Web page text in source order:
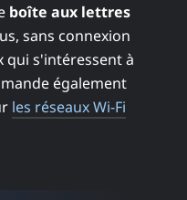
boîte aux lettres
sans connexion
qui s'intéressent à
également
les réseaux Wi-Fi